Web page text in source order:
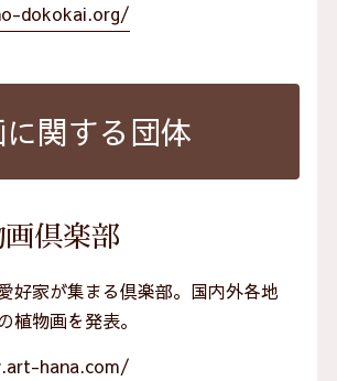
dokokai.org/
関する団体
画倶楽部
好家が集まる倶楽部。国内外各地
植物画を発表。
hana.com/